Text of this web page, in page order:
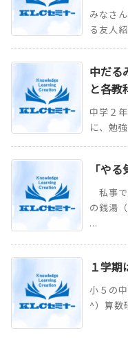
みなさ
る友人
中だる
と各教
中学２
に、勉
「や
私事で
の銭湯
...
１学期
小５の
^）算数